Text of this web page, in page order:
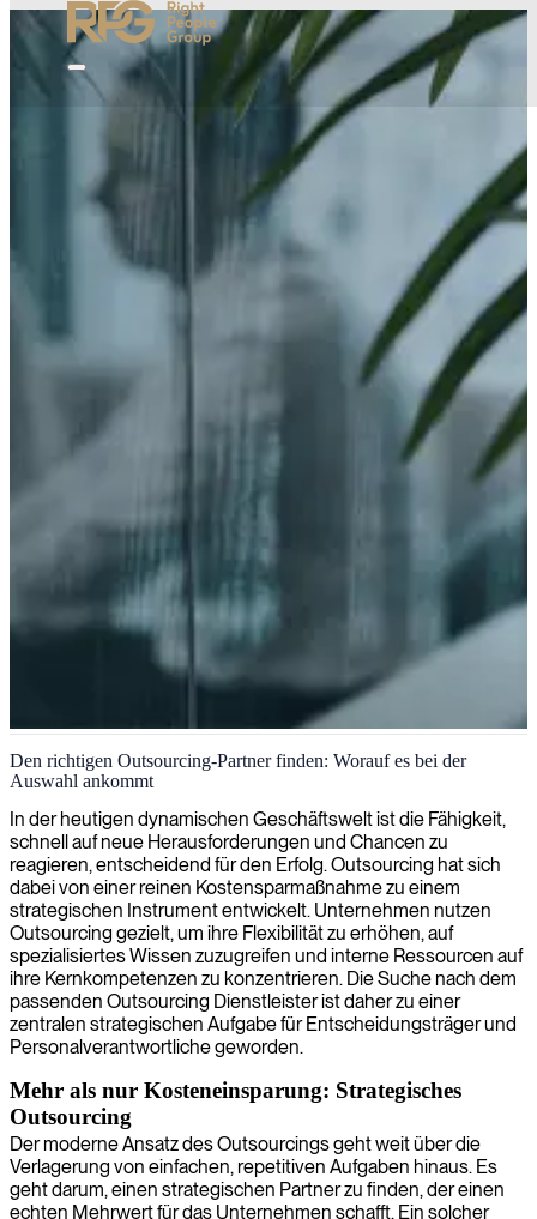
Ausgelagerte Projektmanagement-Dienstleistungen
Wir stellen erfahrene Projektmanager für ausgelagerte Entwicklung
bereit und sorgen dafür, dass Ihre IT-Projekte termingerecht,
innerhalb des Budgets und nach höchsten Qualitätsstandards
geliefert werden.
Den richtigen Outsourcing-Partner finden: Worauf es bei der
Auswahl ankommt
In der heutigen dynamischen Geschäftswelt ist die Fähigkeit,
schnell auf neue Herausforderungen und Chancen zu
reagieren, entscheidend für den Erfolg. Outsourcing hat sich
dabei von einer reinen Kostensparmaßnahme zu einem
strategischen Instrument entwickelt. Unternehmen nutzen
Outsourcing gezielt, um ihre Flexibilität zu erhöhen, auf
spezialisiertes Wissen zuzugreifen und interne Ressourcen auf
ihre Kernkompetenzen zu konzentrieren. Die Suche nach dem
passenden Outsourcing Dienstleister ist daher zu einer
zentralen strategischen Aufgabe für Entscheidungsträger und
Personalverantwortliche geworden.
Mehr als nur Kosteneinsparung: Strategisches
Outsourcing
Der moderne Ansatz des Outsourcings geht weit über die
Verlagerung von einfachen, repetitiven Aufgaben hinaus. Es
geht darum, einen strategischen Partner zu finden, der einen
echten Mehrwert für das Unternehmen schafft. Ein solcher